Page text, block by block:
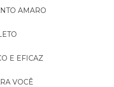
AMARO
E EFICAZ
VOCÊ